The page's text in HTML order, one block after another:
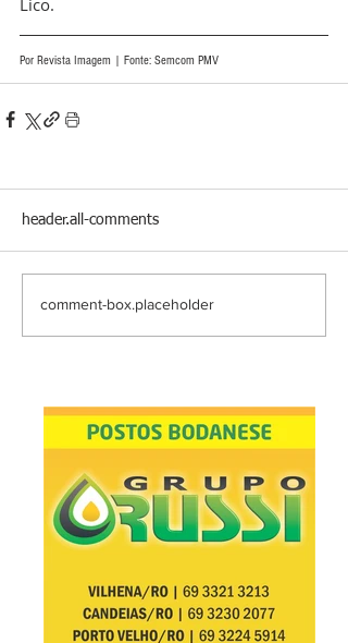
Por Revista Imagem | Fonte: Semcom PMV
header.all-comments
comment-box.placeholder